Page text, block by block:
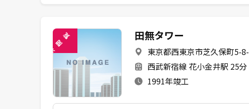
未
閲
覧 田無タワー
東京都西東京市芝久保町5-
西武新宿線 花小金井駅 25分
1991年竣工